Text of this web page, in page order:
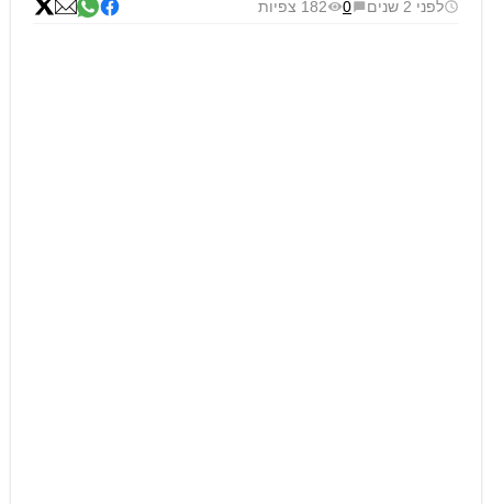
לפני 2 שנים 0 182 צפיות